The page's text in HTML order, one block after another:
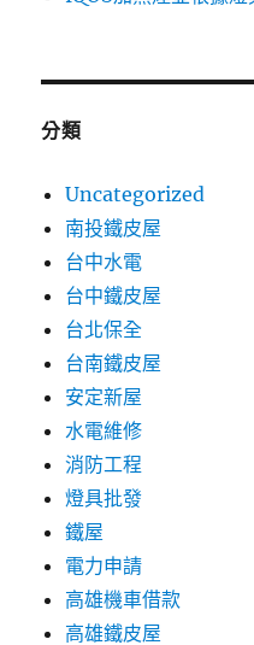
分類
Uncategorized
南投鐵皮屋
台中水電
台中鐵皮屋
台北保全
台南鐵皮屋
安定新屋
水電維修
消防工程
燈具批發
鐵屋
電力申請
高雄機車借款
高雄鐵皮屋